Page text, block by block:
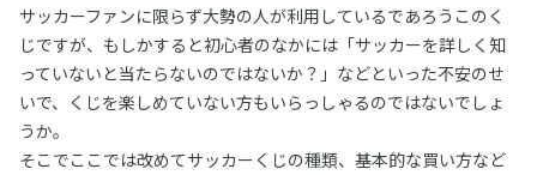
サッカーファンに限らず大勢の人が利用しているであろうこのく
じですが、もしかすると初心者のなかには「サッカーを詳しく知
っていないと当たらないのではないか？」などといった不安のせ
いで、くじを楽しめていない方もいらっしゃるのではないでしょ
うか。
そこでここでは改めてサッカーくじの種類、基本的な買い方など